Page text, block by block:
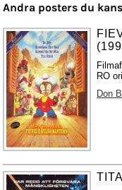
Andra posters du
RO
Don